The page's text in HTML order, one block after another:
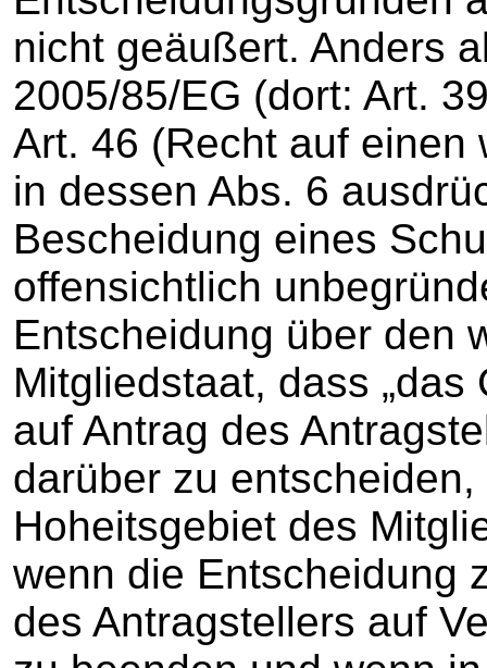
nicht geäußert. Anders
2005/85/EG (dort: Art.
Art. 46 (Recht auf einen
in dessen Abs. 6
Bescheidung eines
offensichtlich
Entscheidung über den
Mitgliedstaat, dass
auf Antrag des
darüber zu
Hoheitsgebiet des
wenn die Entscheidung
des Antragstellers auf